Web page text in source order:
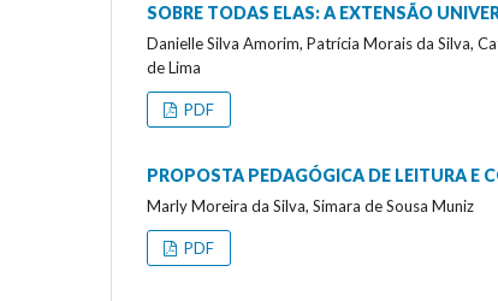
SOBRE TODAS ELAS: A EXTENSÃO
Danielle Silva Amorim, Patrícia Morais da Silva,
de Lima
PDF
PROPOSTA PEDAGÓGICA DE LEITURA E
Marly Moreira da Silva, Simara de Sousa Muniz
PDF